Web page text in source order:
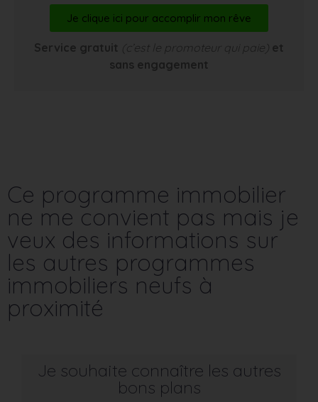
Je clique ici pour accomplir mon rêve
Service gratuit (c’est le promoteur qui paie) et
sans engagement
Ce programme immobilier
ne me convient pas mais je
veux des informations sur
les autres programmes
immobiliers neufs à
proximité
Je souhaite connaître les autres
bons plans